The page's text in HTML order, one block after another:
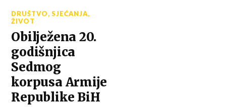
DRUŠTVO,SJEĆANJA,
ŽIVOT
Obilježena 20.
godišnjica
Sedmog
korpusa Armije
Republike BiH